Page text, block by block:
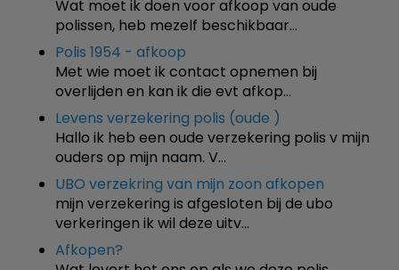
Wat moet ik doen voor afkoop van oude
polissen, heb mezelf beschikbaar…
Polis 1954 - afkoop
Met wie moet ik contact opnemen bij
overlijden en kan ik die evt afkop…
Levens verzekering polis (oude )
Hallo ik heb een oude verzekering polis v mijn
ouders op mijn naam. V…
UBO verzekring van mijn zoon afkopen
mijn verzekering is afgesloten bij de ubo
verkeringen ik wil deze uitv…
Afkopen?